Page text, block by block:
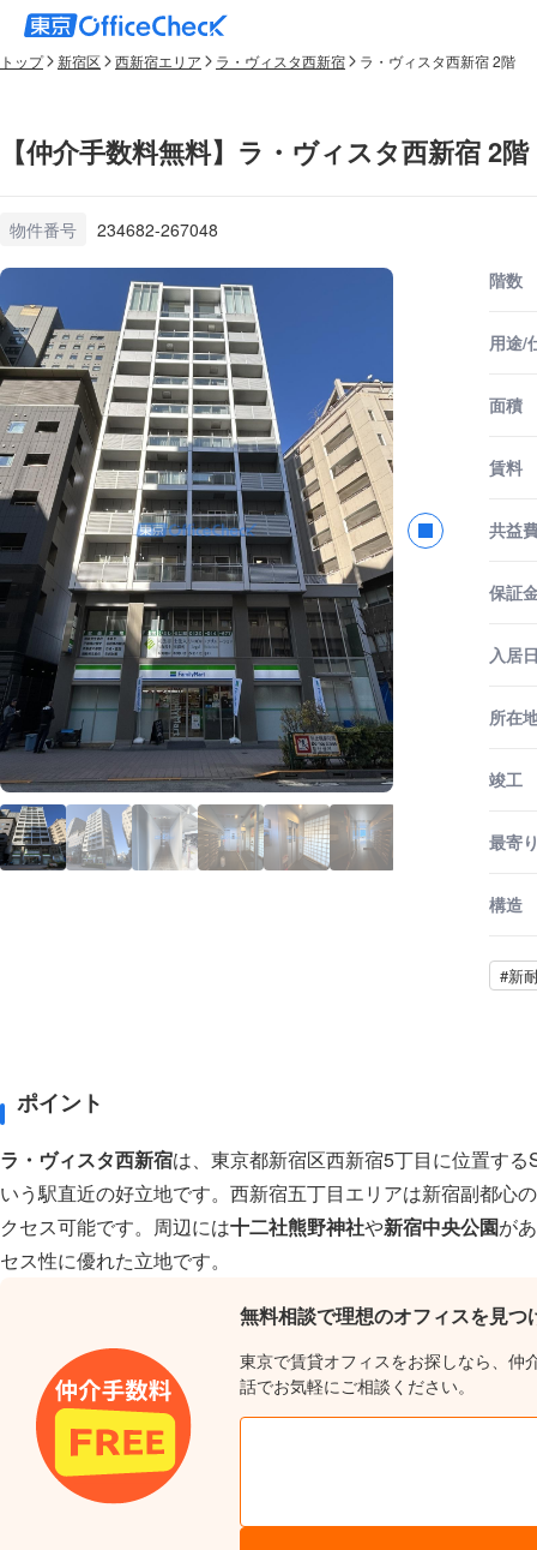
トップ 新宿区 西新宿エリア ラ・ヴィスタ西新宿 ラ・ヴィスタ西新宿 2階
【仲介手数料無料】ラ・ヴィスタ西新宿 2階
物件番号 234682-267048
階数
用途/
面積
賃料
共益
保証
入居
所在
竣工
最寄
構造
#新
ポイント
ラ・ヴィスタ西新宿は、東京都新宿区西新宿5丁目に位置す
いう駅直近の好立地です。西新宿五丁目エリアは新宿副都心
クセス可能です。周辺には十二社熊野神社や新宿中央公園が
セス性に優れた立地です。
無料相談で理想のオフィスを見つ
東京で賃貸オフィスをお探しなら、仲
話でお気軽にご相談ください。